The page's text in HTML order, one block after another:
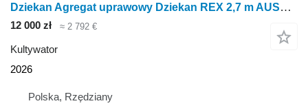
Dziekan Agregat uprawowy Dziekan REX 2,7 m AUSR27H2
12 000 zł ≈ 2 792 €
Kultywator
2026
Polska, Rzędziany